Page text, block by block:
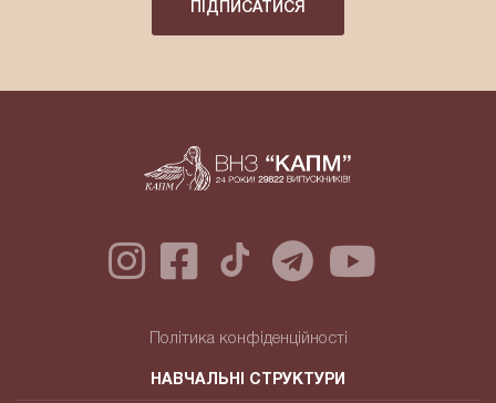
ПІДПИСАТИСЯ
Політика конфіденційності
НАВЧАЛЬНІ СТРУКТУРИ